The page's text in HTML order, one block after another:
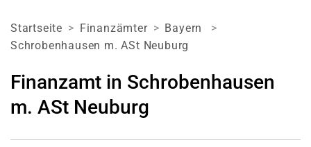
Startseite Finanzämter
Bayern
Schrobenhausen m. ASt Neuburg
Finanzamt in Schrobenhausen
m. ASt Neuburg